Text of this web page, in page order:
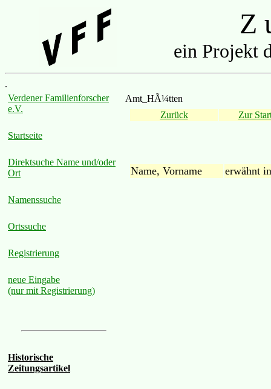
Z
ein Projekt
.
Verdener Familienforscher
e.V.
Startseite
Direktsuche Name und/oder
Ort
Namenssuche
Ortssuche
Registrierung
neue Eingabe
(nur mit Registrierung)
Historische
Zeitungsartikel
Amt_HÃ¼tten
Zurück
Zur
Name, Vorname erwähnt in